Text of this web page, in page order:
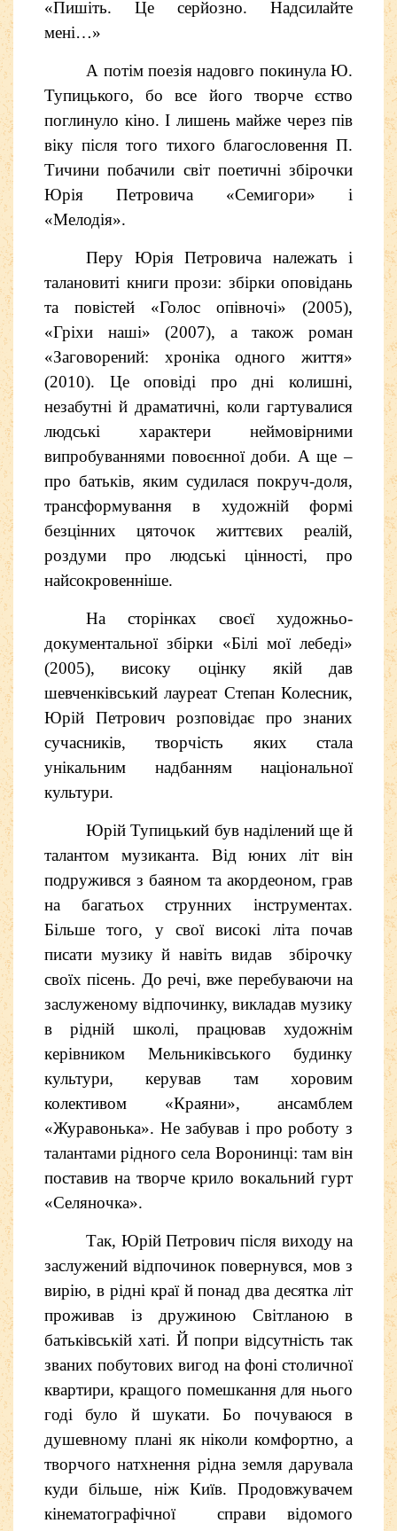
«Пишіть. Це серйозно. Надсилайте
мені…»
А потім поезія надовго покинула Ю.
Тупицького, бо все його творче єство
поглинуло кіно. І лишень майже через пів
віку після того тихого благословення П.
Тичини побачили світ поетичні збірочки
Юрія Петровича «Семигори» і
«Мелодія».
Перу Юрія Петровича належать і
талановиті книги прози: збірки оповідань
та повістей «Голос опівночі» (2005),
«Гріхи наші» (2007), а також роман
«Заговорений: хроніка одного життя»
(2010). Це оповіді про дні колишні,
незабутні й драматичні, коли гартувалися
людські характери неймовірними
випробуваннями повоєнної доби. А ще –
про батьків, яким судилася покруч-доля,
трансформування в художній формі
безцінних цяточок життєвих реалій,
роздуми про людські цінності, про
найсокровенніше.
На сторінках своєї художньо-
документальної збірки «Білі мої лебеді»
(2005), високу оцінку якій дав
шевченківський лауреат Степан Колесник,
Юрій Петрович розповідає про знаних
сучасників, творчість яких стала
унікальним надбанням національної
культури.
Юрій Тупицький був наділений ще й
талантом музиканта. Відюних літ він
подружився з баяном та акордеоном, грав
на багатьох струнних інструментах.
Більше того, у свої високі літа почав
писати музику й навіть видав збірочку
своїх пісень. До речі, вже перебуваючи на
заслуженому відпочинку, викладав музику
в рідній школі, працював художнім
керівником Мельниківського будинку
культури, керував там хоровим
колективом «Краяни», ансамблем
«Журавонька». Не забував і про роботу з
талантами рідного села Воронинці: там він
поставив на творче крило вокальний гурт
«Селяночка».
Так, Юрій Петрович після виходу на
заслужений відпочинок повернувся, мов з
вирію, в рідні краї й понад два десятка літ
проживав із дружиною Світланою в
батьківській хаті. Й попри відсутність так
званих побутових вигод на фоні столичної
квартири, кращого помешкання для нього
годі було й шукати. Бо почуваюся в
душевному плані як ніколи комфортно, а
творчого натхнення рідна земля дарувала
куди більше, ніж Київ. Продовжувачем
кінематографічної справи відомого